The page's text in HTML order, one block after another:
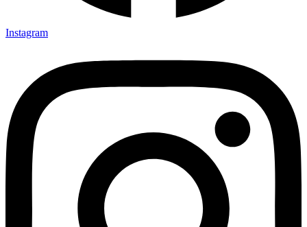
Instagram